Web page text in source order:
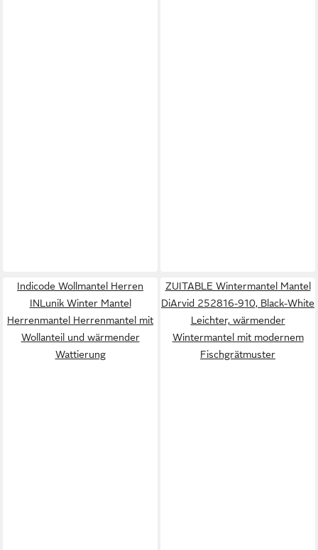
Indicode Wollmantel Herren
INLunik Winter Mantel
Herrenmantel Herrenmantel mit
Wollanteil und wärmender
Wattierung
ZUITABLE Wintermantel Mantel
DiArvid 252816-910, Black-White
Leichter, wärmender
Wintermantel mit modernem
Fischgrätmuster